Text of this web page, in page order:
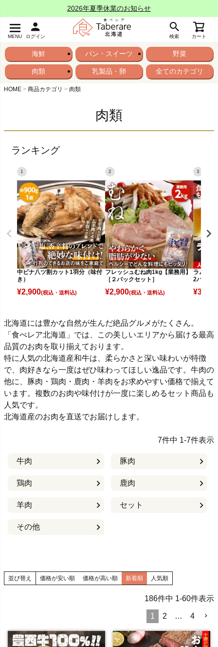
2026年夏季休業のお知らせ
MENU ログイン 検索 カート
海鮮 パン・スイーツ 野菜
肉類 乳製品・卵 全てのカテゴリ
HOME 商品カテゴリ 肉類
肉類
ランキング
1
中ビナ八ツ割カット1羽分（味付
き）
¥2,900(税込)
2
フレッシュむね肉1kg【業務用】
［２パックセット］
¥2,900(税込)
3
ラム肩
2パック
¥3,980
北海道には豊かな自然が生んだ絶品グルメがたくさん。
「食べレア北海道」では、この美しいエリアから届ける最高
品質のお肉を取り揃えております。
特に人気の北海道産和牛は、柔らかさと深い味わいが特徴
で、肉好きなら一度はぜひ味わってほしい逸品です。牛肉の
他に、豚肉・鶏肉・鹿肉・羊肉をお求めやすい価格で揃えて
います。複数のお肉や味付けが一度に楽しめるセット商品も
人気です。
北海道産のお肉を直送でお届けします。
7件中 1-7件表示
牛肉 豚肉
鶏肉 鹿肉
羊肉 セット
その他
並び替え 価格が安い順 価格が高い順 新着順 人気順
186件中 1-60件表示
1 2 … 4